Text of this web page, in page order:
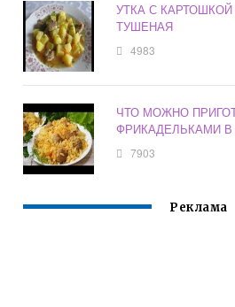
УТКА С
ТУШЕНАЯ
4983
ЧТО МОЖНО
ФРИКАДЕЛЬКАМИ
7903
Реклама